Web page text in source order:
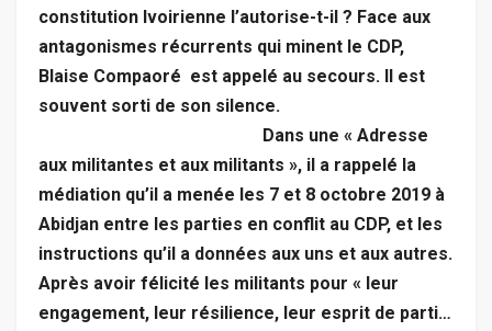
constitution Ivoirienne l’autorise-t-il ? Face aux
antagonismes récurrents qui minent le CDP,
Blaise Compaoré est appelé au secours. Il est
souvent sorti de son silence.
Dans une « Adresse
aux militantes et aux militants », il a rappelé la
médiation qu’il a menée les 7 et 8 octobre 2019 à
Abidjan entre les parties en conflit au CDP, et les
instructions qu’il a données aux uns et aux autres.
Après avoir félicité les militants pour « leur
engagement, leur résilience, leur esprit de parti…